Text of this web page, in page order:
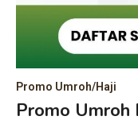
Promo Umroh/Haji
Promo